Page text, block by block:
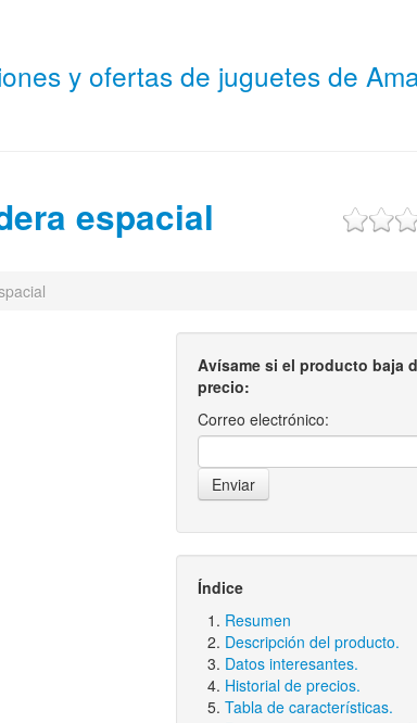
y ofertas de juguetes de
espacial
Avísame si el producto baja
precio:
Correo electrónico:
Índice
Resumen
Descripción del producto.
Datos interesantes.
Historial de precios.
Tabla de características.